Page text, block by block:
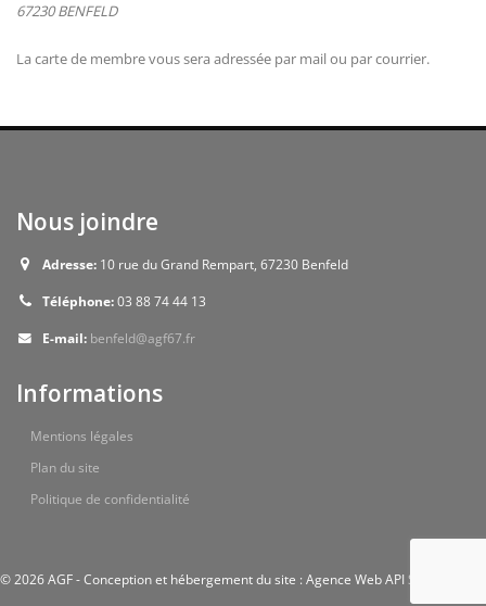
67230 BENFELD
La carte de membre vous sera adressée par mail ou par courrier.
Nous joindre
Adresse: 10 rue du Grand Rempart, 67230 Benfeld
Téléphone:03 88 74 44 13
E-mail: benfeld@agf67.fr
Informations
Mentions légales
Plan du site
Politique de confidentialité
© 2026 AGF - Conception et hébergement du site : Agence Web API Studio